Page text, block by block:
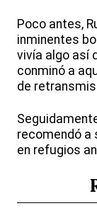
Poco antes,
inminentes
vivía algo así
conminó a
de
recomendó a
en refugios